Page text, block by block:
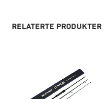
RELATERTE PRODUKTER